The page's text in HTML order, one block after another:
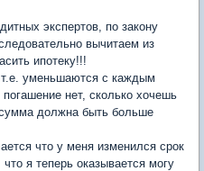
экспертов, по закону
вычитаем из
ипотеку!!!
уменьшаются с каждым
нет, сколько хочешь
должна быть больше
что у меня изменился срок
я теперь оказывается могу